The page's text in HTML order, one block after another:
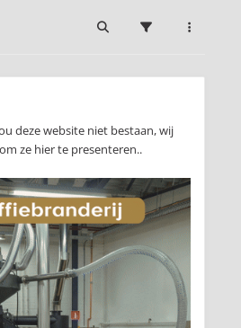
deze website niet bestaan, wij
ze hier te presenteren..